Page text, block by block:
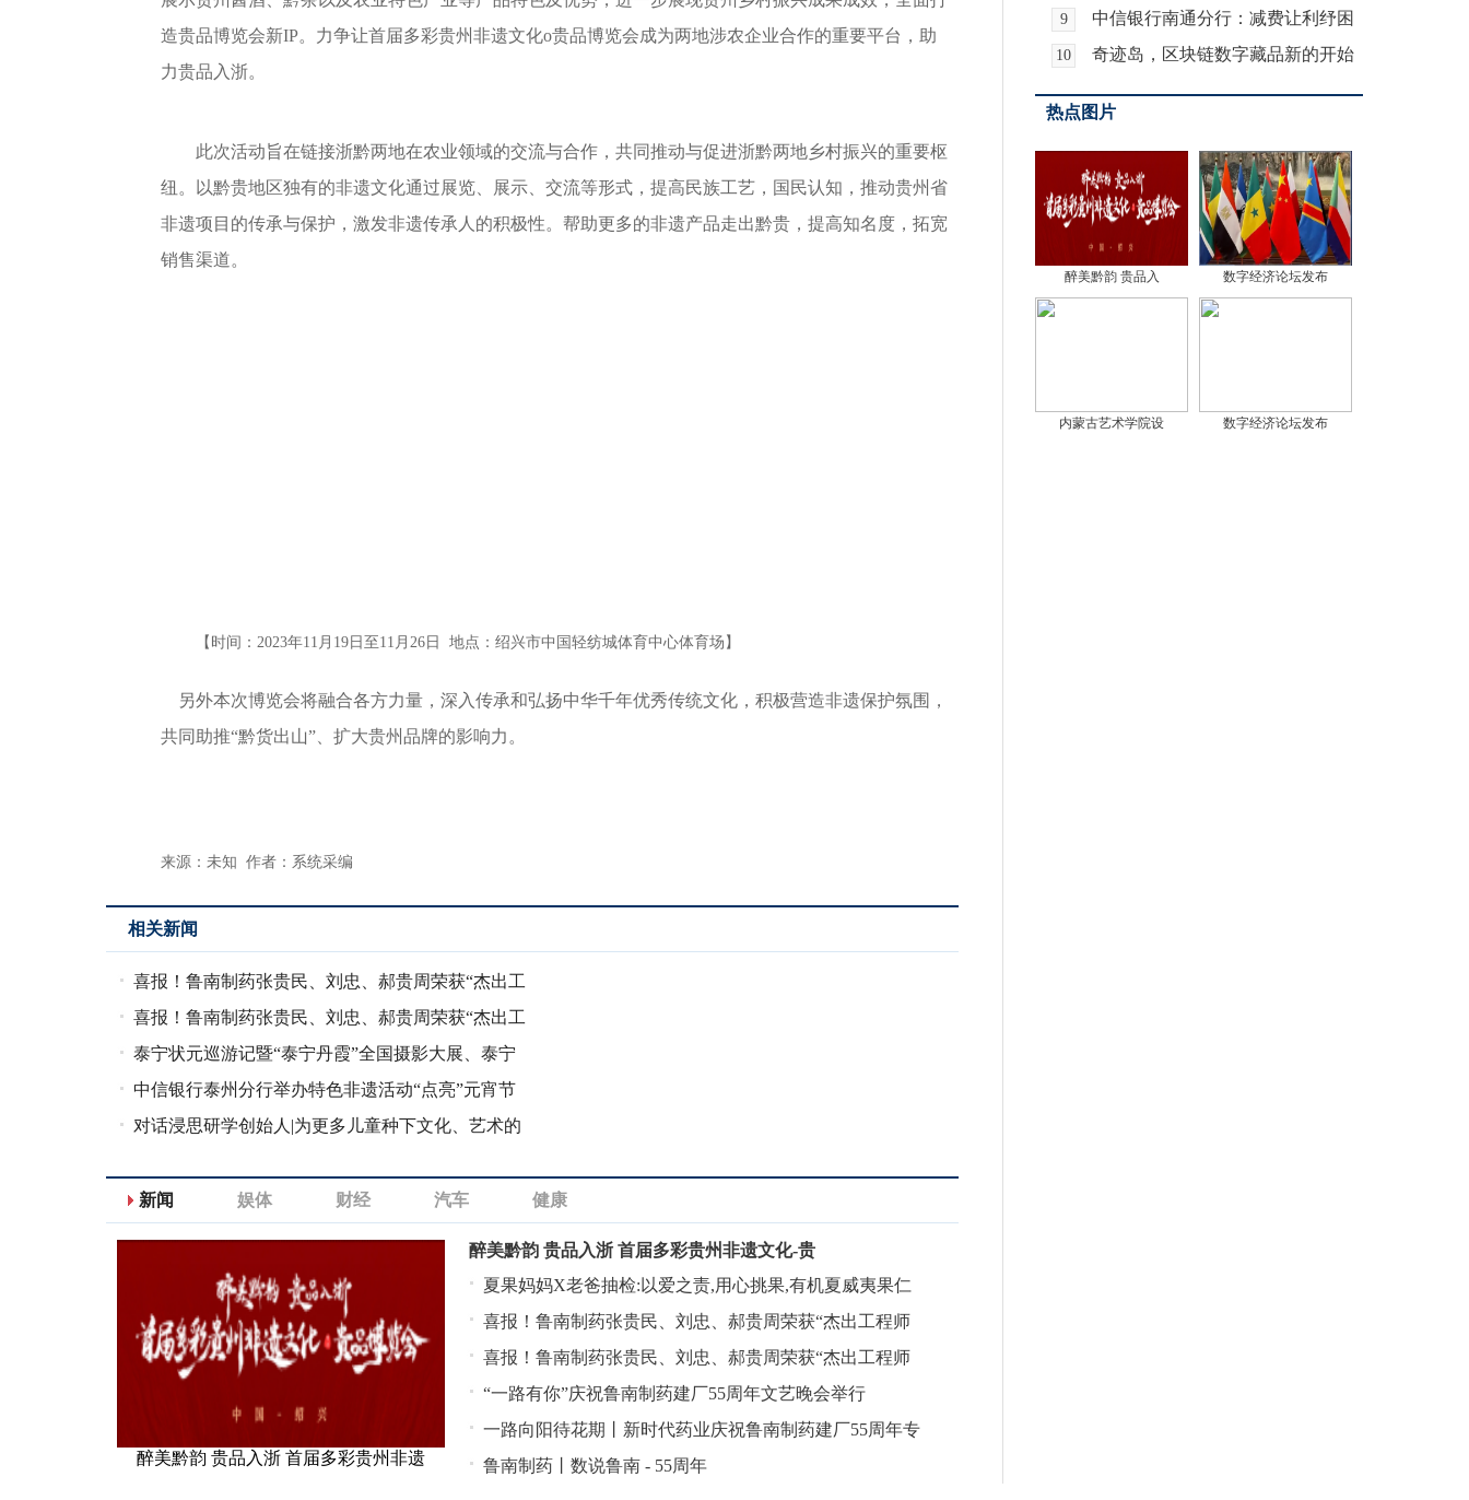
造贵品博览会新IP。力争让首届多彩贵州非遗文化o贵品博览会成为两地涉农企业合作的重要平台，助
力贵品入浙。
此次活动旨在链接浙黔两地在农业领域的交流与合作，共同推动与促进浙黔两地乡村振兴的重要枢
纽。以黔贵地区独有的非遗文化通过展览、展示、交流等形式，提高民族工艺，国民认知，推动贵州省
非遗项目的传承与保护，激发非遗传承人的积极性。帮助更多的非遗产品走出黔贵，提高知名度，拓宽
销售渠道。
【时间：2023年11月19日至11月26日 地点：绍兴市中国轻纺城体育中心体育场】
另外本次博览会将融合各方力量，深入传承和弘扬中华千年优秀传统文化，积极营造非遗保护氛围，
共同助推“黔货出山”、扩大贵州品牌的影响力。
来源：未知 作者：系统采编
相关新闻
喜报！鲁南制药张贵民、刘忠、郝贵周荣获“杰出工
程师奖”！
喜报！鲁南制药张贵民、刘忠、郝贵周荣获“杰出工
程师奖”！
泰宁状元巡游记暨“泰宁丹霞”全国摄影大展、泰宁
首届岭红福酒
中信银行泰州分行举办特色非遗活动“点亮”元宵节
对话浸思研学创始人|为更多儿童种下文化、艺术的
新闻 娱体 财经 汽车 健康
醉美黔韵 贵品入浙 首届多彩贵州非遗
醉美黔韵 贵品入浙 首届多彩贵州非遗文化-贵
夏果妈妈X老爸抽检:以爱之责,用心挑果,有机夏威夷果仁
喜报！鲁南制药张贵民、刘忠、郝贵周荣获“杰出工程师
喜报！鲁南制药张贵民、刘忠、郝贵周荣获“杰出工程师
“一路有你”庆祝鲁南制药建厂55周年文艺晚会举行
一路向阳待花期丨新时代药业庆祝鲁南制药建厂55周年专
鲁南制药丨数说鲁南 - 55周年
HiPhi X亮相北斗
9
中信银行南通分行：减费让利纾困
企业 多措并举力
10 奇迹岛，区块链数字藏品新的开始
热点图片
醉美黔韵 贵品入 数字经济论坛发布
内蒙古艺术学院设 数字经济论坛发布